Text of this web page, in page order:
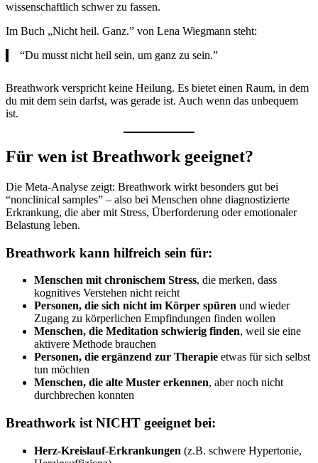
wissenschaftlich schwer zu fassen.
Im Buch „Nicht heil. Ganz.” von Lena Wiegmann steht:
“Du musst nicht heil sein, um ganz zu sein.”
Breathwork verspricht keine Heilung. Es bietet einen Raum, in dem
du mit dem sein darfst, was gerade ist. Auch wenn das unbequem
ist.
Für wen ist Breathwork geeignet?
Die Meta-Analyse zeigt: Breathwork wirkt besonders gut bei
“nonclinical samples” – also bei Menschen ohne diagnostizierte
Erkrankung, die aber mit Stress, Überforderung oder emotionaler
Belastung leben.
Breathwork kann hilfreich sein für:
Menschen mit chronischem Stress, die merken, dass
kognitives Verstehen nicht reicht
Personen, die sich nicht im Körper spüren und wieder
Zugang zu körperlichen Empfindungen finden wollen
Menschen, die Meditation schwierig finden, weil sie eine
aktivere Methode brauchen
Personen, die ergänzend zur Therapie etwas für sich selbst
tun möchten
Menschen, die alte Muster erkennen, aber noch nicht
durchbrechen konnten
Breathwork ist NICHT geeignet bei:
Herz-Kreislauf-Erkrankungen (z.B. schwere Hypertonie,